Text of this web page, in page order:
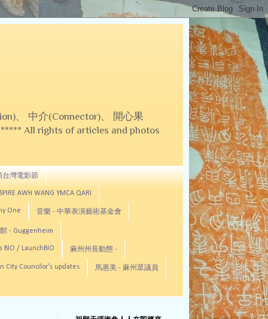
、 中介(Connector)、 開心果
All rights of articles and photos
灣電影節
AWH WANG YMCA QARI
One 音樂 - 中華表演藝術基金會
- Guggenheim
BIO / LaunchBIO 麻州州長動態 -
City Councilor's updates 馬惠美 - 麻州眾議員